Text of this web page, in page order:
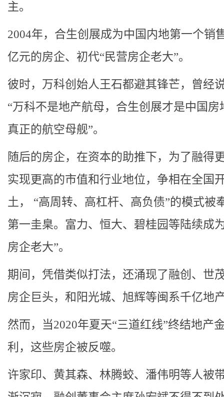
主。
2004年，合生创展成为中国内地第一个销
亿元的房企、初代“民营房企老大”。
彼时，万科创始人王石都避其锋芒，曾经
“万科不是地产航母，合生创展才是中国房
真正的航空母舰”。
随后的房企，在资本的助推下，为了融得
实现更高的市值和行业地位，争相在全国
土， “高周转、高杠杆、高负债”的模式被
第一圭臬。富力、恒大、碧桂园等陆续成
房企老大”。
期间，凭借类似打法，还涌现了融创、世
房企巨头，和阳光城、旭辉等闽系千亿地
然而，当2020年夏天“三道红线”终结地产
利，这些房企被反噬。
许家印、黄其森、林腾蛟、潘伟明等人被